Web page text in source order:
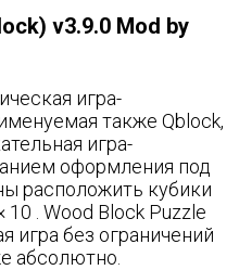
v3.9.0 Mod by
игра-
также Qblock,
игра-
оформления под
расположить кубики
. Wood Block Puzzle
игра без ограничений
абсолютно.